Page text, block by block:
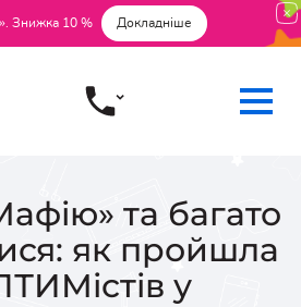
Знижка 10 % Докладніше
та багато
як пройшла
у